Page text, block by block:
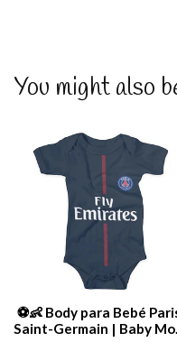
You might also
⚽👶 Body para Bebé
Saint-Germain | Baby